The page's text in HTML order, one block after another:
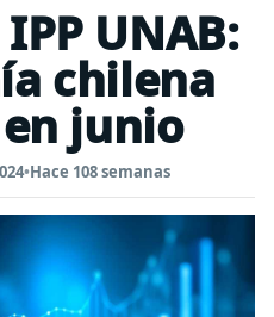
UNAB:
chilena
junio
•Hace 108 semanas